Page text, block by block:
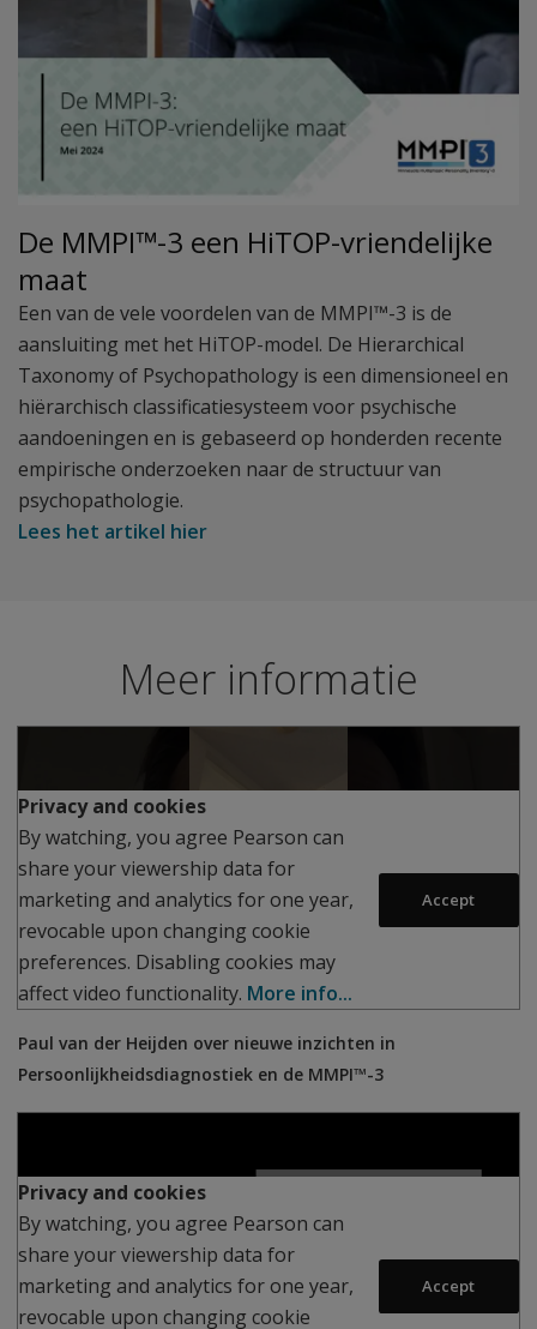
De MMPI™-3 een HiTOP-vriendelijke
maat
Een van de vele voordelen van de MMPI™-3 is de
aansluiting met het HiTOP-model. De Hierarchical
Taxonomy of Psychopathology is een dimensioneel en
hiërarchisch classificatiesysteem voor psychische
aandoeningen en is gebaseerd op honderden recente
empirische onderzoeken naar de structuur van
psychopathologie.
Lees het artikel hier
Meer informatie
Play
Privacy and cookies
By watching, you agree Pearson can
share your viewership data for
marketing and analytics for one year,
revocable upon changing cookie
preferences. Disabling cookies may
affect video functionality. More info...
Accept
Paul van der Heijden over nieuwe inzichten in
Persoonlijkheidsdiagnostiek en de MMPI™-3
Play
Privacy and cookies
By watching, you agree Pearson can
share your viewership data for
marketing and analytics for one year,
revocable upon changing cookie
Accept